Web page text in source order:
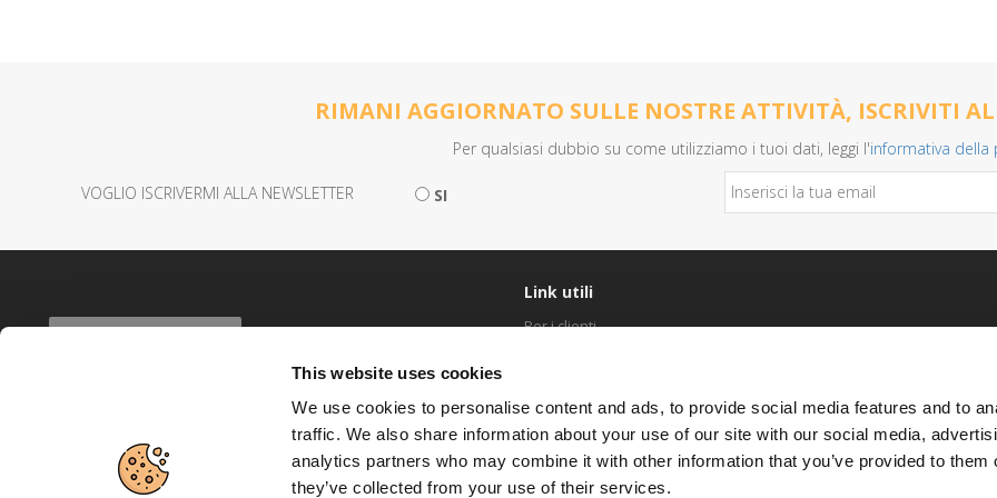
This website uses cookies
We use cookies to personalise content and ads, to provide social media features and to
traffic. We also share information about your use of our site with our social media,
analytics partners who may combine it with other information that you’ve provided to them
they’ve collected from your use of their services.
RIMANI AGGIORNATO SULLE NOSTRE ATTIVITÀ, ISCRIVITI
Per qualsiasi dubbio su come utilizziamo i tuoi dati, leggi l'informativa della
VOGLIO ISCRIVERMI ALLA NEWSLETTER SI
Link utili
Per i clienti
Configura email
Privacy